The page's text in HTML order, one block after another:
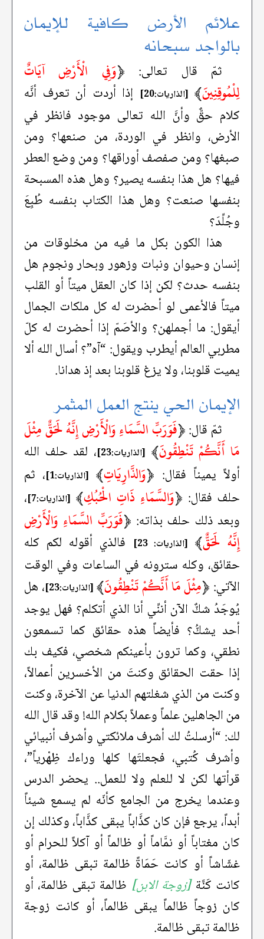
علائم الأرض كافية للإيمان
بالواجد سبحانه
ثمّ قال تعالى: ﴿وَفِي الْأَرْضِ آيَاتٌ
لِلْمُوقِنِينَ﴾ [الذاريات:20]
إذا أردت أن تعرف أنَّه
كلام حقٌّ وأنَّ الله تعالى موجود فانظر في
الأرض، وانظر في الوردة، من صنعها؟ ومن
صبغها؟ ومن صفصف أوراقها؟ ومن وضع العطر
فيها؟ هل هذا بنفسه يصير؟ وهل هذه المسبحة
بنفسها صنعت؟ وهل هذا الكتاب بنفسه طُبِعَ
وجُلِّدَ؟
هذا الكون بكل ما فيه من مخلوقات من
إنسان وحيوان ونبات وزهور وبحار ونجوم هل
بنفسه حدث؟ لكن إذا كان العقل ميتاً أو القلب
ميتاً فالأعمى لو أحضرت له كل ملكات الجمال
أيقول: ما أجملهن؟ والأصَمّ إذا أحضرت له كلّ
مطربي العالم أيطرب ويقول: “آه”؟ أسال الله ألا
يميت قلوبنا، ولا يزغ قلوبنا بعد إذ هدانا.
الإيمان الحي ينتج العمل المثمر
ثمّ قال:﴿فَوَرَبِّ السَّمَاءِ وَالْأَرْضِ إِنَّهُ لَحَقٌّ مِثْلَ
مَا أَنَّكُمْ تَنْطِقُونَ﴾ [الذاريات:23]
، لقد حلف الله
أولاً يميناً فقال: ﴿وَالذَّارِيَاتِ﴾ [الذاريات:1]
، ثم
حلف فقال: ﴿وَالسَّمَاءِ ذَاتِ الْحُبُكِ﴾ [الذاريات:7]
،
وبعد ذلك حلف بذاته: ﴿فَوَرَبِّ السَّمَاءِ وَالْأَرْضِ
‌إِنَّهُ ‌لَحَقٌّ﴾ [الذاريات: 23]
فالذي أقوله لكم كله
حقائق، وكله سترونه في الساعات وفي الوقت
الآتي: ﴿مِثْلَ مَا أَنَّكُمْ تَنْطِقُونَ﴾ [الذاريات:23]
، هل
يُوجَدُ شكٌّ الآن أننِّي أنا الذي أتكلم؟ فهل يوجد
أحد يشكُّ؟ فأيضاً هذه حقائق كما تسمعون
نطقي، وكما ترون بأعينكم شخصي، فكيف بك
إذا حقت الحقائق وكنتَ من الأخسرين أعمالاً،
وكنت من الذي شغلتهم الدنيا عن الآخرة، وكنت
من الجاهلين علماً وعملاً بكلام الله! وقد قال الله
لك: “أرسلتُ لك أشرف ملائكتي وأشرف أنبيائي
وأشرف كُتبي، فجعلتَها كلها وراءك ظِهْرياً”،
قرأتها لكن لا للعلم ولا للعمل.. يحضر الدرس
وعندما يخرج من الجامع كأنّه لم يسمع شيئاً
أبداً، يرجع فإن كان كذَّاباً يبقى كذَّاباً، وكذلك إن
كان مغتاباً أو نمَّاماً أو ظالماً أو آكلاً للحرام أو
غشّاشاً أو كانت حَمَاةً ظالمة تبقى ظالمة، أو
كانت كَنَّة[زوجة الابن] ظالمة تبقى ظالمة، أو
كان زوجاً ظالماً يبقى ظالماً، أو كانت زوجة
ظالمة تبقى ظالمة.